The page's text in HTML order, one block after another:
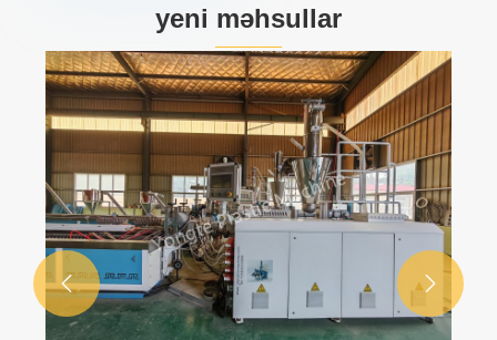
yeni məhsullar
PVC Levha Ekstruziya Xətti
Ətraflı Baxın >>
 